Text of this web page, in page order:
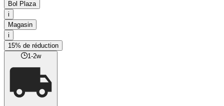
Bol Plaza
i
Magasin
i
15% de réduction
1-2w